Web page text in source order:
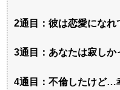
2通目：彼は恋愛になれ
3通目：あなたは寂しか
4通目：不倫したけど